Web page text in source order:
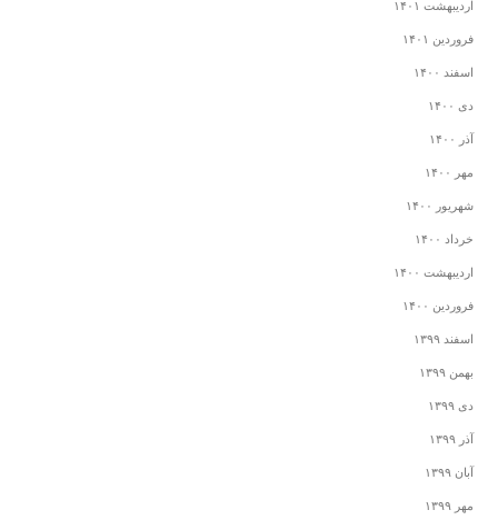
اردیبهشت ۱۴۰۱
فروردین ۱۴۰۱
اسفند ۱۴۰۰
دی ۱۴۰۰
آذر ۱۴۰۰
مهر ۱۴۰۰
شهریور ۱۴۰۰
خرداد ۱۴۰۰
اردیبهشت ۱۴۰۰
فروردین ۱۴۰۰
اسفند ۱۳۹۹
بهمن ۱۳۹۹
دی ۱۳۹۹
آذر ۱۳۹۹
آبان ۱۳۹۹
مهر ۱۳۹۹